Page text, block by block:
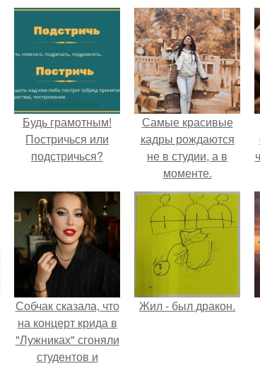
Будь грамотным!
Постричься или
подстричься?
Самые красивые
кадры рождаются
не в студии, а в
моменте.
Собчак сказала, что
на концерт крида в
"Лужниках" сгоняли
студентов и
Жил - был дракон.